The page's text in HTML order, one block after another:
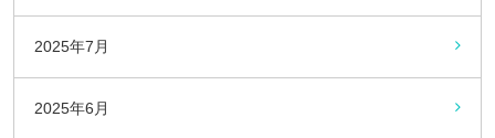
2025年7月
2025年6月